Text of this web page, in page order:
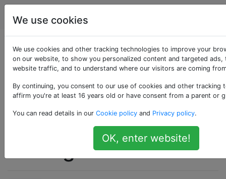
Programmierung
Wie kann ich
Berührungsereignisse
an MKMapView- oder
UIWebView-Objekten
abfangen?
We use cookies
We use cookies and other tracking technologies to improve your
on our website, to show you personalized content and targeted ads,
website traffic, and to understand where our visitors are coming
By continuing, you consent to our use of cookies and other tracking
affirm you're at least 16 years old or have consent from a parent or
You can read details in our Cookie policy and Privacy policy.
OK, enter website!